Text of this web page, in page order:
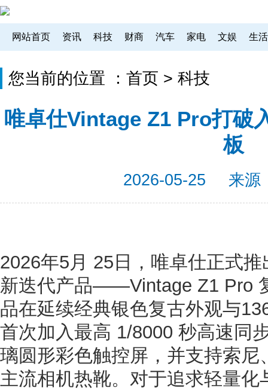
网站首页 资讯 科技 财商 汽车 家电 文娱 生活
您当前的位置 ： 首页 > 科技
唯卓仕Vintage Z1 Pro打破
板
2026-05-25 来源
2026年5月 25日，唯卓仕正式
新迭代产品——Vintage Z1 Pro
品在延续经典银色复古外观与
首次加入最高 1/8000 秒高速同
璃圆形彩色触控屏，并支持索
主流相机热靴。对于追求轻量